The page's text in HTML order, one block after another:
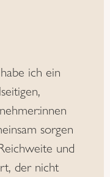
ich ein
sorgen
und
der nicht